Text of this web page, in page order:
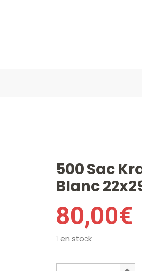
500 Sac
Blanc
80,00€
1 en stock
500 Sac